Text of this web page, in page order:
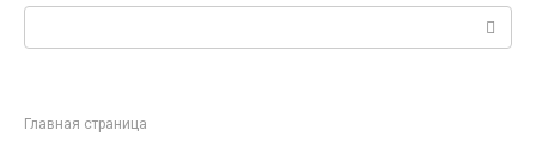
Главная страница